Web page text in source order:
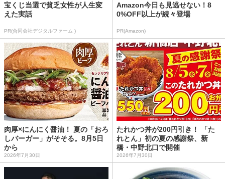
宝くじ当選で貧乏女性が人生変
えた実話
PR(合同会社デジタルファーム )
Amazon今日も見逃せない！8
0%OFF以上が続々登場
PR(Amazon)
肉厚×にんにく醤油！ 夏の「おろ
しバーガー」がそそる。8月5日
から
2026年7月30日
たれかつ丼が200円引き！ 「た
れとん」初の夏の感謝祭、新
橋・中野北口で開催
2026年7月30日